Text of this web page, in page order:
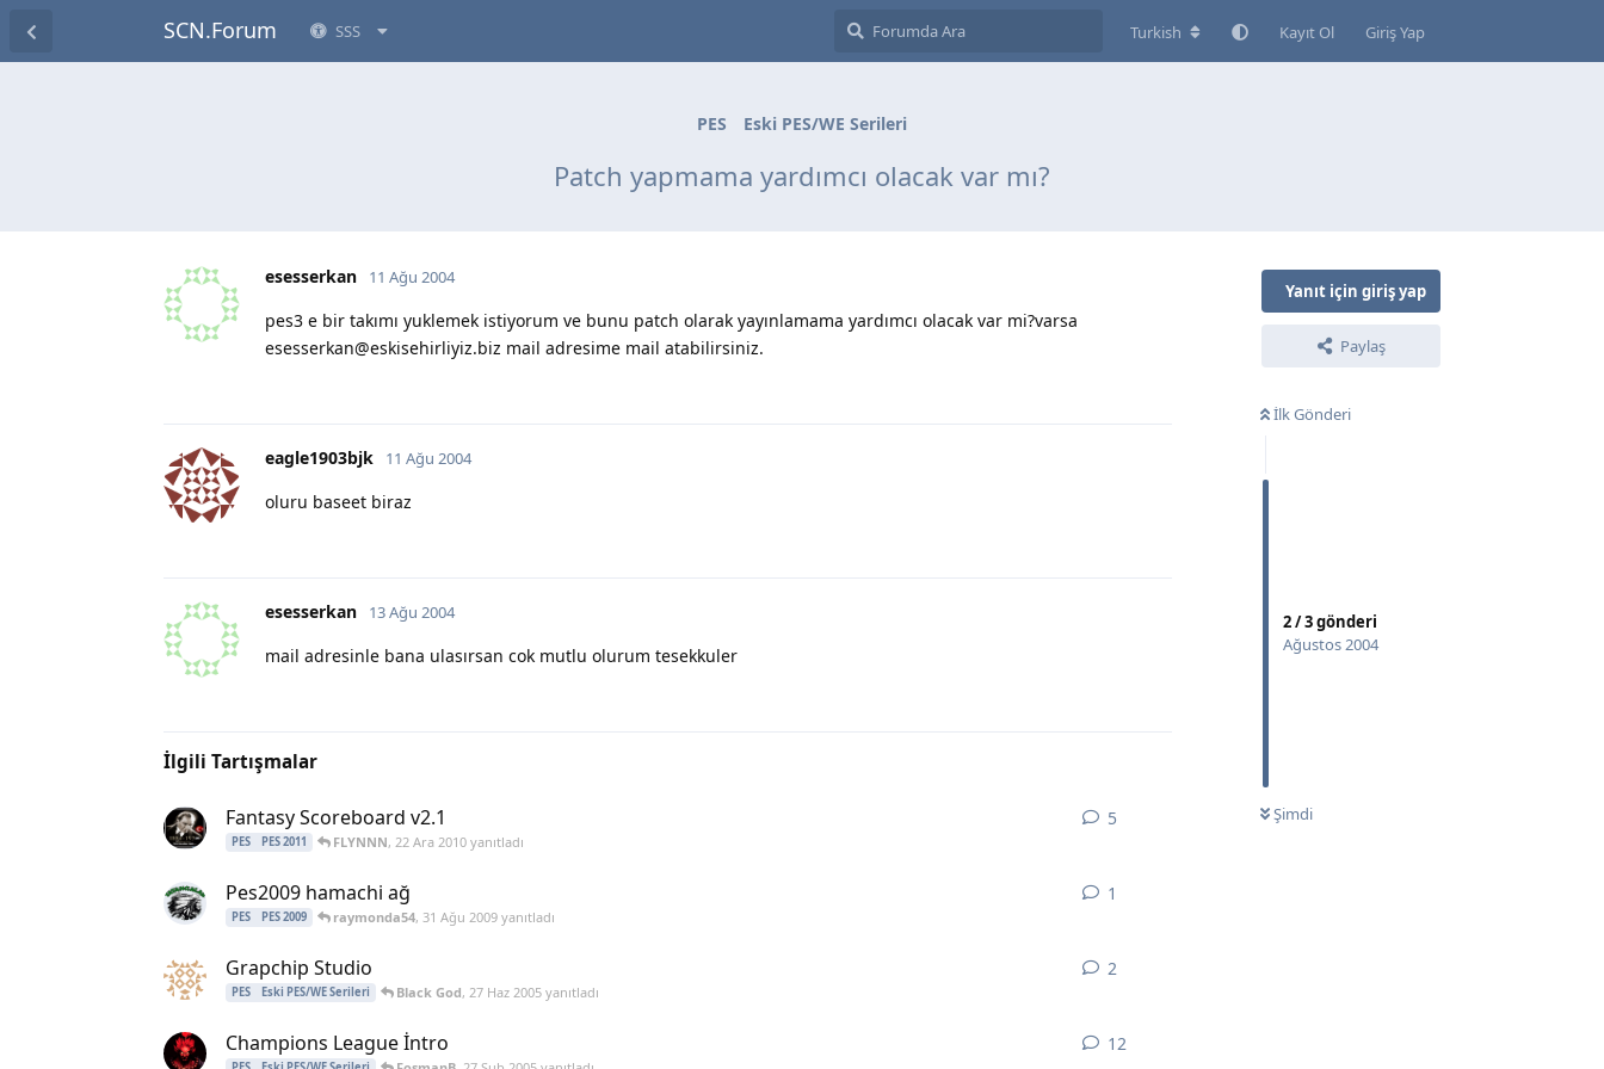
SCN.Forum SSS Turkish Kayıt Ol Giriş Yap
PES Eski PES/WE Serileri
Patch yapmama yardımcı olacak var mı?
Yanıt için giriş yap
Paylaş
İlk Gönderi
2/3gönderi
Ağustos 2004
Şimdi
esesserkan 11 Ağu 2004
pes3 e bir takımı yuklemek istiyorum ve bunu patch olarak yayınlamama yardımcı olacak var mi?varsa
esesserkan@eskisehirliyiz.biz mail adresime mail atabilirsiniz.
eagle1903bjk 11 Ağu 2004
oluru baseet biraz
esesserkan 13 Ağu 2004
mail adresinle bana ulasırsan cok mutlu olurum tesekkuler
İlgili Tartışmalar
Fantasy Scoreboard v2.1
PES PES 2011 FLYNNN, 22 Ara 2010yanıtladı
5
Pes2009 hamachi ağ
PES PES 2009 raymonda54, 31 Ağu 2009yanıtladı
1
Grapchip Studio
PES Eski PES/WE Serileri Black God, 27 Haz 2005yanıtladı
2
Champions League İntro 12